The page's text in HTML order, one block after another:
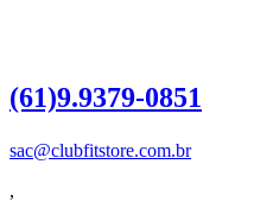
(61)9.9379-0851
sac@clubfitstore.com.br
,